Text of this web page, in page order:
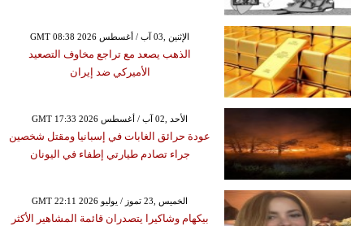
GMT 08:38 2026 الإثنين ,03 آب / أغسطس
الذهب يصعد مع تراجع مخاوف التصعيد
الأميركي ضد إيران
GMT 17:33 2026 الأحد ,02 آب / أغسطس
عودة حرائق الغابات في إسبانيا ومقتل شخصين
جراء تصادم طيارتي إطفاء في اليونان
GMT 22:11 2026 الخميس ,23 تموز / يوليو
بيكهام وشاكيرا يتصدران قائمة المشاهير الأكثر